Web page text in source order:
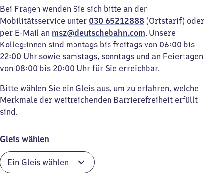
Bei Fragen wenden Sie sich bitte an den
Mobilitätsservice unter 030 65212888 (Ortstarif) oder
per E-Mail an msz@deutschebahn.com. Unsere
Kolleg:innen sind montags bis freitags von 06:00 bis
22:00 Uhr sowie samstags, sonntags und an Feiertagen
von 08:00 bis 20:00 Uhr für Sie erreichbar.
Bitte wählen Sie ein Gleis aus, um zu erfahren, welche
Merkmale der weitreichenden Barrierefreiheit erfüllt
sind.
Gleis wählen